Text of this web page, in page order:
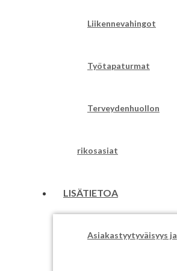
Liikennevahingot
Työtapaturmat
Terveydenhuollon
rikosasiat
LISÄTIETOA
Asiakastyytyväisyys ja